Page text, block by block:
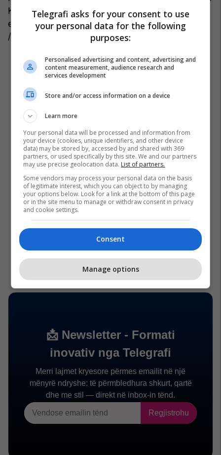
Kelly, 42 vjeç, por ata shkuan rrugët e tyre majin
e kaluar pasi ishin bashkë që nga viti 2020.
/
Telegrafi asks for your consent to use
your personal data for the following
purposes:
Personalised advertising and content, advertising and
content measurement, audience research and
services development
Store and/or access information on a device
Learn more
Your personal data will be processed and information from
your device (cookies, unique identifiers, and other device
data) may be stored by, accessed by and shared with 369
partners, or used specifically by this site. We and our partners
may use precise geolocation data. List of partners.
Some vendors may process your personal data on the basis
of legitimate interest, which you can object to by managing
your options below. Look for a link at the bottom of this page
or in the site menu to manage or withdraw consent in privacy
and cookie settings.
Consent
Manage options